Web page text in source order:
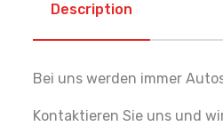
Description
Bei uns werden immer
Kontaktieren Sie uns und